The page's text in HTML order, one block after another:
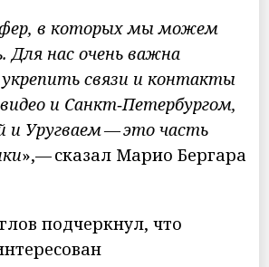
в которых мы можем
Для нас очень важна
связи и контакты
и Санкт‑Петербургом,
и Уругваем — это часть
»,— сказал Марио Бергара
подчеркнул, что